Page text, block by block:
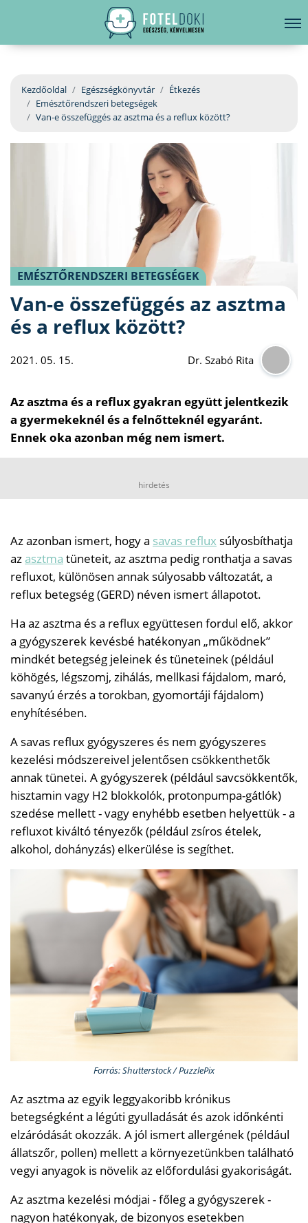
EGÉSZSÉGKÖNYVTÁR
BETEGSÉGKALAUZ
ÜGYELETKERESŐ
hirdetés
Kezdőoldal Egészségkönyvtár
Étkezés
Emésztőrendszeri betegségek
Van-e összefüggés az asztma és a reflux között?
EMÉSZTŐRENDSZERI BETEGSÉGEK
Van-e összefüggés az asztma
és a reflux között?
2021. 05. 15. Dr. Szabó Rita
Az asztma és a reflux gyakran együtt jelentkezik
a gyermekeknél és a felnőtteknél egyaránt.
Ennek oka azonban még nem ismert.
hirdetés
Az azonban ismert, hogy a savas reflux súlyosbíthatja
az asztma tüneteit, az asztma pedig ronthatja a savas
refluxot, különösen annak súlyosabb változatát, a
reflux betegség (GERD) néven ismert állapotot.
Ha az asztma és a reflux együttesen fordul elő, akkor
a gyógyszerek kevésbé hatékonyan „működnek”
mindkét betegség jeleinek és tüneteinek (például
köhögés, légszomj, zihálás, mellkasi fájdalom, maró,
savanyú érzés a torokban, gyomortáji fájdalom)
enyhítésében.
A savas reflux gyógyszeres és nem gyógyszeres
kezelési módszereivel jelentősen csökkenthetők
annak tünetei. A gyógyszerek (például savcsökkentők,
hisztamin vagy H2 blokkolók, protonpumpa-gátlók)
szedése mellett - vagy enyhébb esetben helyettük - a
refluxot kiváltó tényezők (például zsíros ételek,
alkohol, dohányzás) elkerülése is segíthet.
Forrás: Shutterstock / PuzzlePix
Az asztma az egyik leggyakoribb krónikus
betegségként a légúti gyulladását és azok időnkénti
elzáródását okozzák. A jól ismert allergének (például
állatszőr, pollen) mellett a környezetünkben található
vegyi anyagok is növelik az előfordulási gyakoriságát.
Az asztma kezelési módjai - főleg a gyógyszerek -
nagyon hatékonyak, de bizonyos esetekben